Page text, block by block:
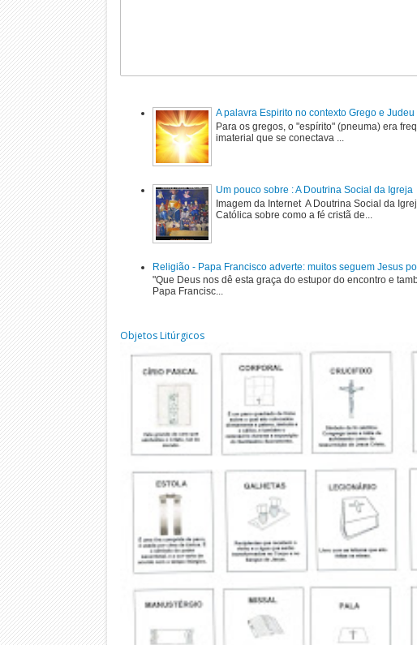
A palavra Espirito no contexto Grego e Judeu
Para os gregos, o "espírito" (pneuma) era
imaterial que se conectava ...
Um pouco sobre : A Doutrina Social da Igreja
Imagem da Internet A Doutrina Social da
Católica sobre como a fé cristã de...
Religião - Papa Francisco adverte: muitos seguem Jesus
"Que Deus nos dê esta graça do estupor do encontro e
Papa Francisc...
Objetos Litúrgicos